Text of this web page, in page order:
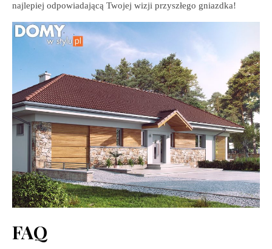
najlepiej odpowiadającą Twojej wizji przyszłego gniazdka!
FAQ